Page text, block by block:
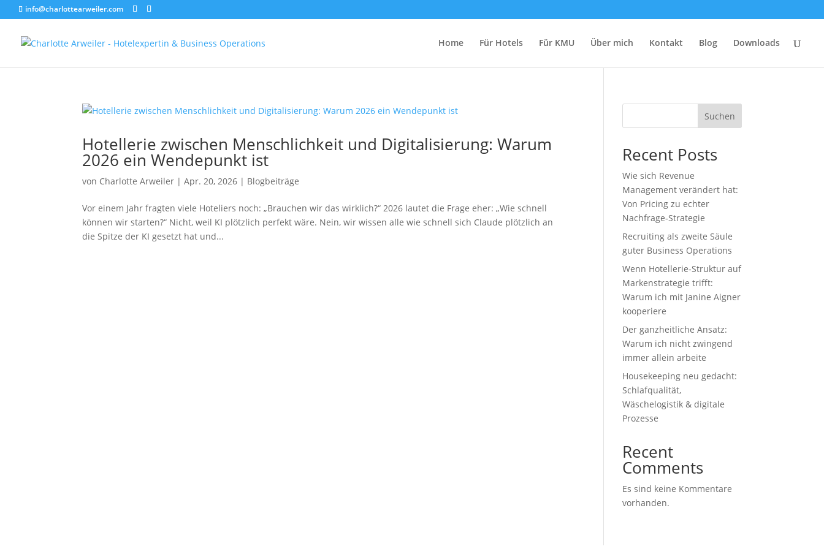
info@charlottearweiler.com
Home Für Hotels Für KMU Über mich Kontakt Blog Downloads
Hotellerie zwischen Menschlichkeit und Digitalisierung: Warum
2026 ein Wendepunkt ist
von Charlotte Arweiler |Apr. 20, 2026 | Blogbeiträge
Vor einem Jahr fragten viele Hoteliers noch: „Brauchen wir das wirklich?“ 2026 lautet die Frage eher: „Wie schnell
können wir starten?“ Nicht, weil KI plötzlich perfekt wäre. Nein, wir wissen alle wie schnell sich Claude plötzlich an
die Spitze der KI gesetzt hat und...
Suchen
Recent Posts
Wie sich Revenue
Management verändert hat:
Von Pricing zu echter
Nachfrage‑Strategie
Recruiting als zweite Säule
guter Business Operations
Wenn Hotellerie‑Struktur auf
Markenstrategie trifft:
Warum ich mit Janine Aigner
kooperiere
Der ganzheitliche Ansatz:
Warum ich nicht zwingend
immer allein arbeite
Housekeeping neu gedacht:
Schlafqualität,
Wäschelogistik & digitale
Prozesse
Recent
Comments
Es sind keine Kommentare
vorhanden.